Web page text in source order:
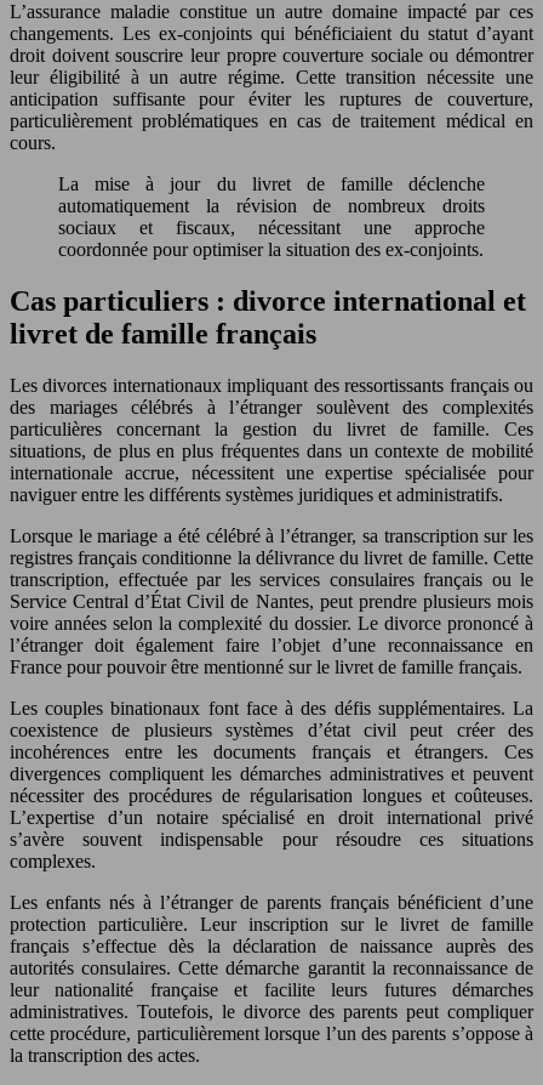
L’assurance maladie constitue un autre domaine impacté par ces
changements. Les ex-conjoints qui bénéficiaient du statut d’ayant
droit doivent souscrire leur propre couverture sociale ou démontrer
leur éligibilité à un autre régime. Cette transition nécessite une
anticipation suffisante pour éviter les ruptures de couverture,
particulièrement problématiques en cas de traitement médical en
cours.
La mise à jour du livret de famille déclenche
automatiquement la révision de nombreux droits
sociaux et fiscaux, nécessitant une approche
coordonnée pour optimiser la situation des ex-conjoints.
Cas particuliers : divorce international et
livret de famille français
Les divorces internationaux impliquant des ressortissants français ou
des mariages célébrés à l’étranger soulèvent des complexités
particulières concernant la gestion du livret de famille. Ces
situations, de plus en plus fréquentes dans un contexte de mobilité
internationale accrue, nécessitent une expertise spécialisée pour
naviguer entre les différents systèmes juridiques et administratifs.
Lorsque le mariage a été célébré à l’étranger, sa transcription sur les
registres français conditionne la délivrance du livret de famille. Cette
transcription, effectuée par les services consulaires français ou le
Service Central d’État Civil de Nantes, peut prendre plusieurs mois
voire années selon la complexité du dossier. Le divorce prononcé à
l’étranger doit également faire l’objet d’une reconnaissance en
France pour pouvoir être mentionné sur le livret de famille français.
Les couples binationaux font face à des défis supplémentaires. La
coexistence de plusieurs systèmes d’état civil peut créer des
incohérences entre les documents français et étrangers. Ces
divergences compliquent les démarches administratives et peuvent
nécessiter des procédures de régularisation longues et coûteuses.
L’expertise d’un notaire spécialisé en droit international privé
s’avère souvent indispensable pour résoudre ces situations
complexes.
Les enfants nés à l’étranger de parents français bénéficient d’une
protection particulière. Leur inscription sur le livret de famille
français s’effectue dès la déclaration de naissance auprès des
autorités consulaires. Cette démarche garantit la reconnaissance de
leur nationalité française et facilite leurs futures démarches
administratives. Toutefois, le divorce des parents peut compliquer
cette procédure, particulièrement lorsque l’un des parents s’oppose à
la transcription des actes.